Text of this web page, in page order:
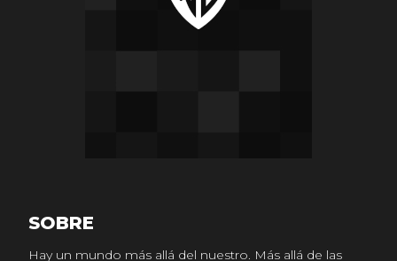
SOBRE
Hay un mundo más allá del nuestro. Más allá de las